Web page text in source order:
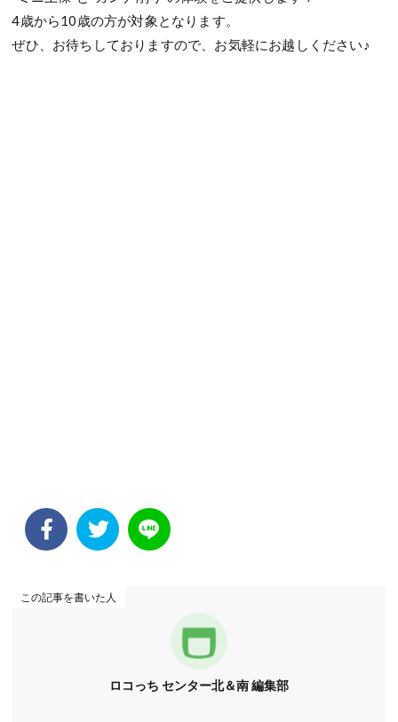
4歳から10歳の方が対象となります。
ぜひ、お待ちしておりますので、お気軽にお越しください♪
この記事を書いた人
ロコっち センター北＆南 編集部